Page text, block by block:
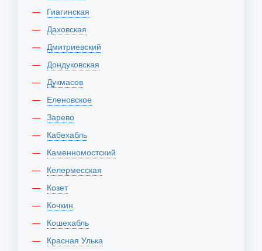
Гиагинская
Даховская
Дмитриевский
Дондуковская
Дукмасов
Еленовское
Зарево
Кабехабль
Каменномостский
Келермесская
Козет
Кочкин
Кошехабль
Красная Улька